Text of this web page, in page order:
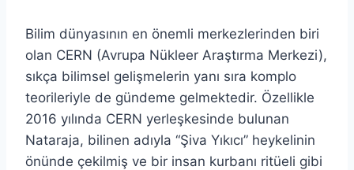
Bilim dünyasının en önemli merkezlerinden biri
olan CERN (Avrupa Nükleer Araştırma Merkezi),
sıkça bilimsel gelişmelerin yanı sıra komplo
teorileriyle de gündeme gelmektedir. Özellikle
2016 yılında CERN yerleşkesinde bulunan
Nataraja, bilinen adıyla “Şiva Yıkıcı” heykelinin
önünde çekilmiş ve bir insan kurbanı ritüeli gibi